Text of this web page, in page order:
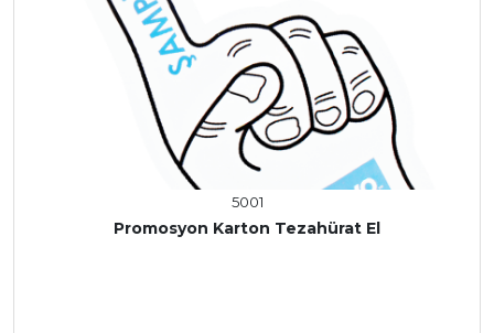
5001
Promosyon Karton Tezahürat El